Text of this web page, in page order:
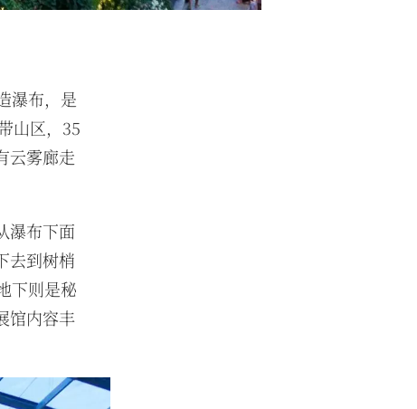
瀑布，是
山区，35
云雾廊走
瀑布下面
去到树梢
下则是秘
馆内容丰